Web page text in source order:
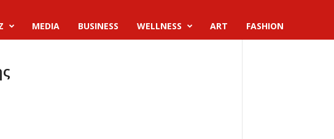
MEDIA BUSINESS WELLNESS ART FASHION